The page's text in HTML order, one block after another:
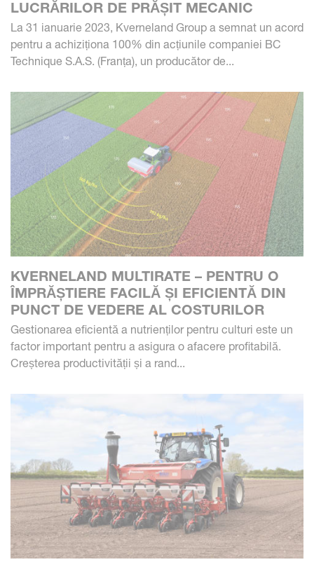
LUCRĂRILOR DE PRĂȘIT MECANIC
La 31 ianuarie 2023, Kverneland Group a semnat un acord
pentru a achiziționa 100% din acțiunile companiei BC
Technique S.A.S. (Franța), un producător de...
KVERNELAND MULTIRATE – PENTRU O
ÎMPRĂȘTIERE FACILĂ ȘI EFICIENTĂ DIN
PUNCT DE VEDERE AL COSTURILOR
Gestionarea eficientă a nutrienților pentru culturi este un
factor important pentru a asigura o afacere profitabilă.
Creșterea productivității și a rand...